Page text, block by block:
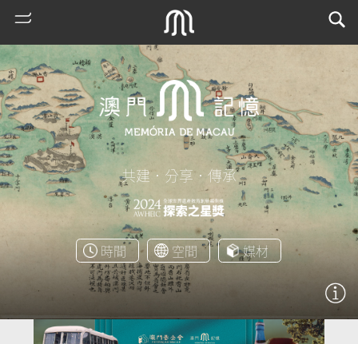
共建．分享．傳承
時間 空間 媒材